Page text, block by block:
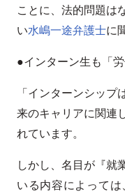
ことに、法的問題は
い水嶋一途弁護士に
●インターン生も「
「インターンシッ
来のキャリアに関連
れています。
しかし、名目が『就
いる内容によって